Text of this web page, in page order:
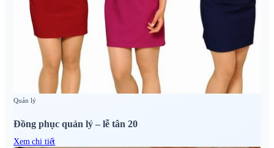
Quản lý
Đồng phục quản lý – lễ tân 20
Xem chi tiết